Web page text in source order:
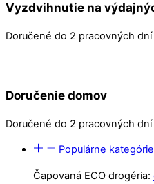
Vyzdvihnutie na
Doručené do 2 pracovných dní
Doručenie domov
Doručené do 2 pracovných dní
Populárne kategórie
Čapovaná ECO drogéria: